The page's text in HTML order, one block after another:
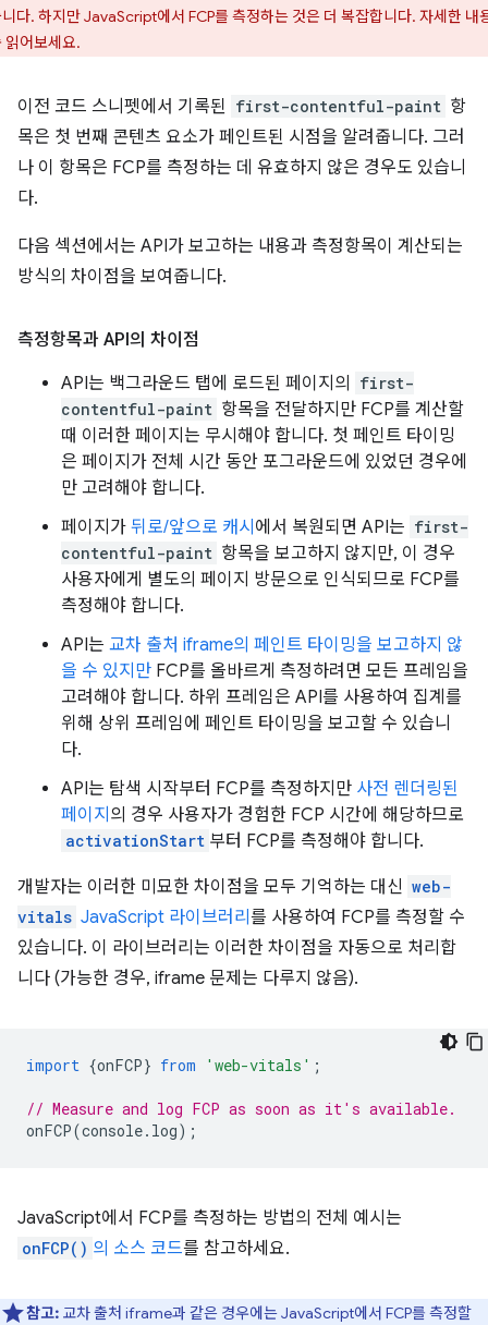
다. 하지만 JavaScript에서 FCP를 측정하는 것은 더 복잡합니다. 자세한 내
읽어보세요.
이전 코드 스니펫에서 기록된 first-contentful-paint 항
목은 첫 번째 콘텐츠 요소가 페인트된 시점을 알려줍니다. 그러
나 이 항목은 FCP를 측정하는 데 유효하지 않은 경우도 있습니
다.
다음 섹션에서는 API가 보고하는 내용과 측정항목이 계산되는
방식의 차이점을 보여줍니다.
측정항목과 API의 차이점
API는 백그라운드 탭에 로드된 페이지의
first-
contentful-paint 항목을 전달하지만 FCP를 계산할
때 이러한 페이지는 무시해야 합니다. 첫 페인트 타이밍
은 페이지가 전체 시간 동안 포그라운드에 있었던 경우에
만 고려해야 합니다.
페이지가 뒤로/앞으로 캐시 에서 복원되면 API는 first-
contentful-paint 항목을 보고하지 않지만, 이 경우
사용자에게 별도의 페이지 방문으로 인식되므로 FCP를
측정해야 합니다.
API는 교차 출처 iframe의 페인트 타이밍을 보고하지 않
을 수 있지만 FCP를 올바르게 측정하려면 모든 프레임을
고려해야 합니다. 하위 프레임은 API를 사용하여 집계를
위해 상위 프레임에 페인트 타이밍을 보고할 수 있습니
다.
API는 탐색 시작부터 FCP를 측정하지만 사전 렌더링된
페이지 의 경우 사용자가 경험한 FCP 시간에 해당하므로
activationStart 부터 FCP를 측정해야 합니다.
개발자는 이러한 미묘한 차이점을 모두 기억하는 대신 web-
vitals JavaScript 라이브러리 를 사용하여 FCP를 측정할 수
있습니다. 이 라이브러리는 이러한 차이점을 자동으로 처리합
니다 (가능한 경우, iframe 문제는 다루지 않음).
import {onFCP} from 'web-vitals' ;
// Measure and log FCP as soon as it's available.
onFCP(console. log);
JavaScript에서 FCP를 측정하는 방법의 전체 예시는
onFCP() 의 소스 코드를 참고하세요.
참고: 교차 출처 iframe과 같은 경우에는 JavaScript에서 FCP를 측정할